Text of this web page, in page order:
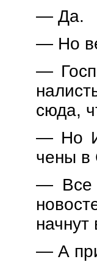
— Да.
— Но
—
сюда,
— Но
чены в
— Все
— А